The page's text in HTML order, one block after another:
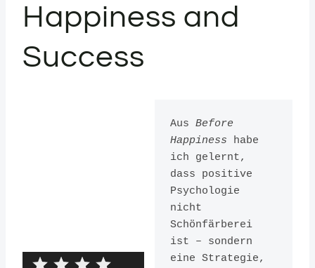
Happiness and
Success
Aus Before
Happiness habe
ich gelernt,
dass positive
Psychologie
nicht
Schönfärberei
ist – sondern
eine Strategie,